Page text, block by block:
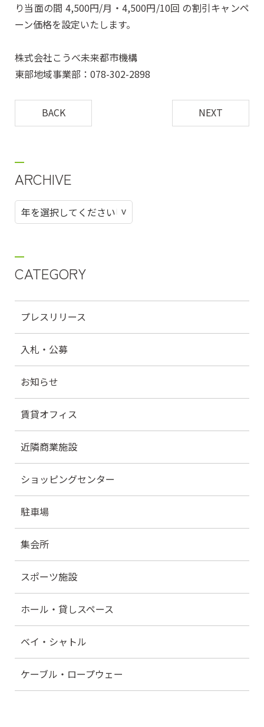
り当面の間 4,500円/月・4,500円/10回 の割引キャンペ
ーン価格を設定いたします。
株式会社こうべ未来都市機構
東部地域事業部：078-302-2898
BACK NEXT
ARCHIVE
CATEGORY
プレスリリース
入札・公募
お知らせ
賃貸オフィス
近隣商業施設
ショッピングセンター
駐車場
集会所
スポーツ施設
ホール・貸しスペース
ベイ・シャトル
ケーブル・ロープウェー